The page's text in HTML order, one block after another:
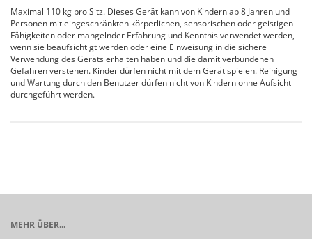
Maximal 110 kg pro Sitz. Dieses Gerät kann von Kindern ab 8 Jahren und
Personen mit eingeschränkten körperlichen, sensorischen oder geistigen
Fähigkeiten oder mangelnder Erfahrung und Kenntnis verwendet werden,
wenn sie beaufsichtigt werden oder eine Einweisung in die sichere
Verwendung des Geräts erhalten haben und die damit verbundenen
Gefahren verstehen. Kinder dürfen nicht mit dem Gerät spielen. Reinigung
und Wartung durch den Benutzer dürfen nicht von Kindern ohne Aufsicht
durchgeführt werden.
MEHR ÜBER...